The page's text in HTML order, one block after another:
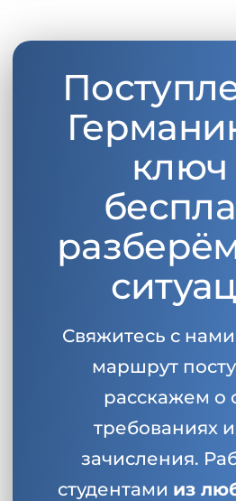
Свяжитесь с
маршрут
расскажем о
требованиях
зачисления.
студентами из